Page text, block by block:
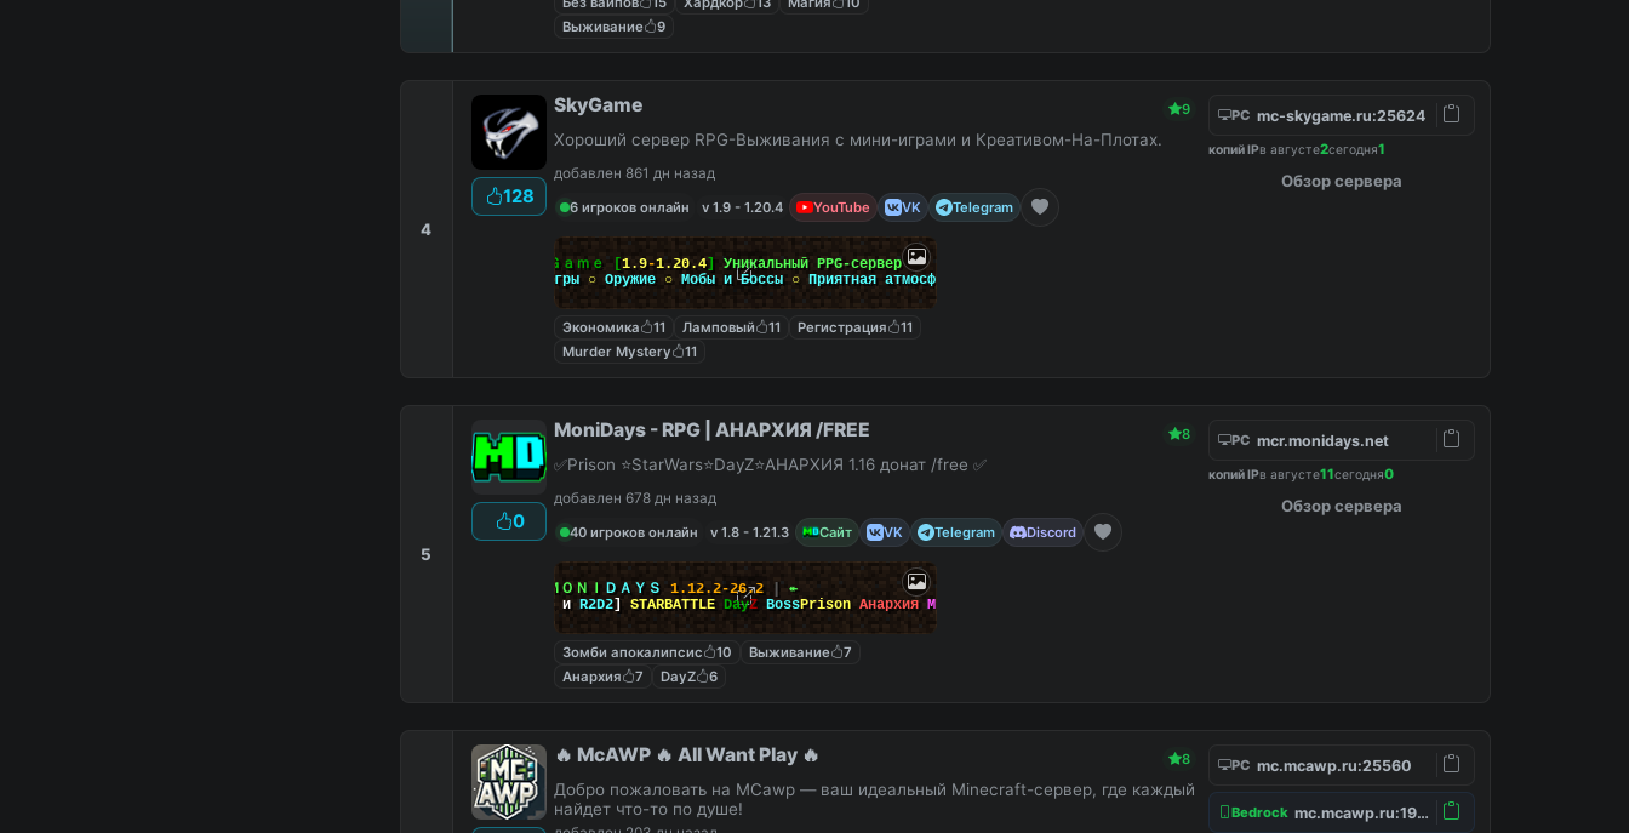
Выживание
9
4
128
SkyGame 9
Хороший сервер RPG-Выживания с мини-играми и Креативом-На-Плотах.
добавлен 861 дн назад
6 игроков онлайн
v 1.9 - 1.20.4 YouTube VK Telegram
Ｇａｍｅ [1.9-1.20.4] Уникальный PPG-сервер
Мини-игры ○ Оружие ○ Мобы и Боссы ○ Приятная атмосфера
Экономика 11 Ламповый 11 Регистрация
11
Murder Mystery
11
PC mc-skygame.ru:25624
копий IPв августе2сегодня1
Обзор сервера
5
0
MoniDays - RPG | АНАРХИЯ /FREE 8
✅Prison ⭐StarWars⭐DayZ⭐АНАРХИЯ 1.16 донат /free ✅
добавлен 678 дн назад
40 игроков онлайн
v 1.8 - 1.21.3 Сайт VK Telegram Discord
ＭＯＮＩ ＤＡＹＳ 1.12.2-26.2
↞
и R2D2] STARBATTLE DayZ BossPrison Анархия MSO
Зомби апокалипсис 10 Выживание
7
Анархия
7 DayZ 6
PC mcr.monidays.net
копий IPв августе11сегодня0
Обзор сервера
🔥 McAWP 🔥 All Want Play 🔥 8
Добро пожаловать на MCawp — ваш идеальный Minecraft-сервер, где каждый
найдет что-то по душе!
PC mc.mcawp.ru:25560
Bedrock mc.mcawp.ru:19132